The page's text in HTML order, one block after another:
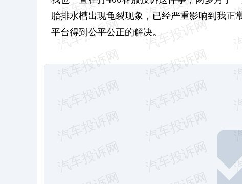
胎排水槽出现龟裂现象，已经严重影响到我
平台得到公平公正的解决。